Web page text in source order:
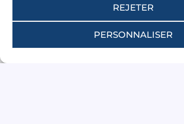
REJETER
PERSONNALISER
© 2022-2026 Albatre Plaisance. Tous